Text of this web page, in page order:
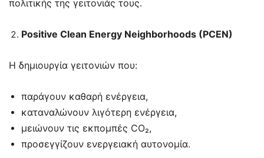
πολιτικής της γειτονιάς τους.
Positive Clean Energy Neighborhoods (PCEN)
Η δημιουργία γειτονιών που:
παράγουν καθαρή ενέργεια,
καταναλώνουν λιγότερη ενέργεια,
μειώνουν τις εκπομπές CO₂,
προσεγγίζουν ενεργειακή αυτονομία.